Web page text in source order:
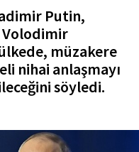
Putin,
Volodimir
müzakere
nihai anlaşmayı
söyledi.